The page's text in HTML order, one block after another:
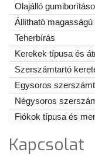
Olajálló
Állítható magasságú
Teherbírás
Kerekek típusa és
Szerszámtartó
Egysoros
Négysoros
Fiókok típusa és
Kapcsolat